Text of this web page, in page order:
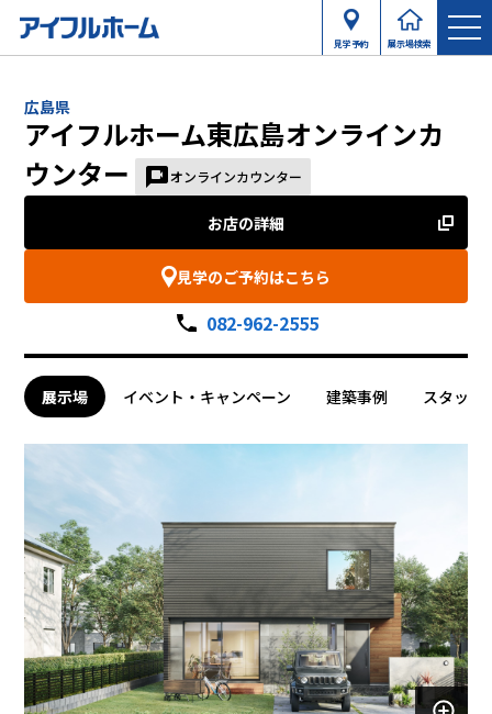
見学予約 展示場検索
広島県
アイフルホーム東広島オンラインカ
ウンター
オンラインカウンター
お店の詳細
見学のご予約はこちら
082-962-2555
展示場 イベント・キャンペーン 建築事例 スタッフ